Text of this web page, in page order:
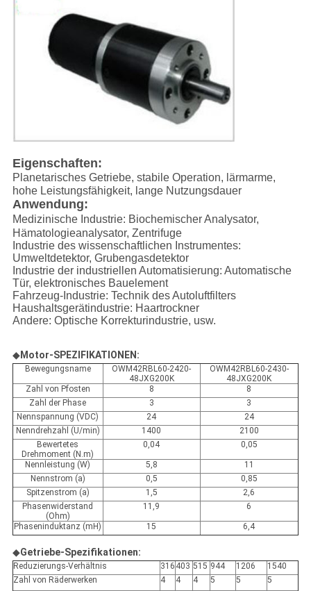
Eigenschaften:
Planetarisches Getriebe, stabile Operation, lärmarme,
hohe Leistungsfähigkeit, lange Nutzungsdauer
Anwendung:
Medizinische Industrie: Biochemischer Analysator,
Hämatologieanalysator, Zentrifuge
Industrie des wissenschaftlichen Instrumentes:
Umweltdetektor, Grubengasdetektor
Industrie der industriellen Automatisierung: Automatische
Tür, elektronisches Bauelement
Fahrzeug-Industrie: Technik des Autoluftfilters
Haushaltsgerätindustrie: Haartrockner
Andere: Optische Korrekturindustrie, usw.
◆Motor-SPEZIFIKATIONEN:
Bewegungsname
OWM42RBL60-2420-
48JXG200K
OWM42RBL60-2430-
48JXG200K
Zahl von Pfosten
8
8
Zahl der Phase
3
3
Nennspannung (VDC)
24
24
Nenndrehzahl (U/min)
1400
2100
Bewertetes
Drehmoment (N.m)
0,04 0,05
Nennleistung (W) 5,8
11
Nennstrom (a)
0,5
0,85
Spitzenstrom (a)
1,5
2,6
Phasenwiderstand
(Ohm)
11,9 6
Phaseninduktanz (mH) 15 6,4
◆Getriebe-Spezifikationen:
Reduzierungs-Verhältnis 316 403 515 944 1206
1540
Zahl von Räderwerken
4 4 4 5 5 5